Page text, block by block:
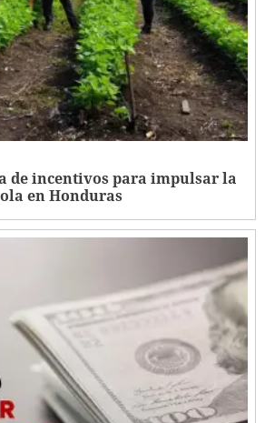
de incentivos para impulsar la
en Honduras